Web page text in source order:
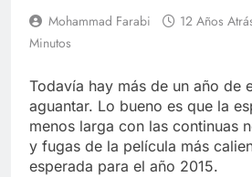
lleva a
fabrica
sola
7 Años
Mohammad Farabi 12 Años
Minutos
Todavía hay más de un año de
aguantar. Lo bueno es que la
menos larga con las continuas
y fugas de la película más
esperada para el año 2015.